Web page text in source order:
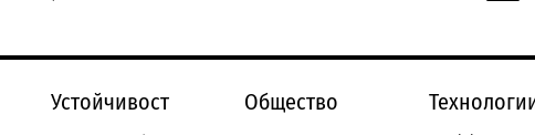
Устойчивост Общество